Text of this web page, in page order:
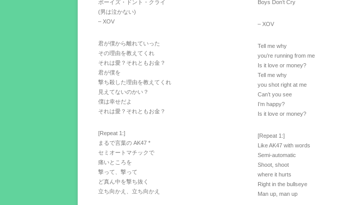
ボーイズ・ドント・クライ
(男は泣かない)
– XOV
君が僕から離れていった
その理由を教えてくれ
それは愛？それともお金？
君が僕を
撃ち殺した理由を教えてくれ
見えてないのかい？
僕は幸せだよ
それは愛？それともお金？
[Repeat 1:]
まるで言葉の AK47 *
セミオートマチックで
痛いところを
撃って、撃って
ど真ん中を撃ち抜く
立ち向かえ、立ち向かえ
Boys Don’t Cry
– XOV
Tell me why
you’re running from me
Is it love or money?
Tell me why
you shot right at me
Can’t you see
I’m happy?
Is it love or money?
[Repeat 1:]
Like AK47 with words
Semi-automatic
Shoot, shoot
where it hurts
Right in the bullseye
Man up, man up